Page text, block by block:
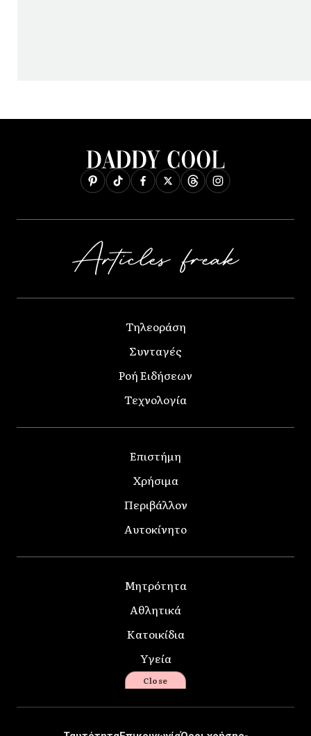
Τηλεοράση
Συνταγές
Ροή Ειδήσεων
Τεχνολογία
Επιστήμη
Χρήσιμα
Περιβάλλον
Αυτοκίνητο
Μητρότητα
Αθλητικά
Κατοικίδια
Υγεία
Close